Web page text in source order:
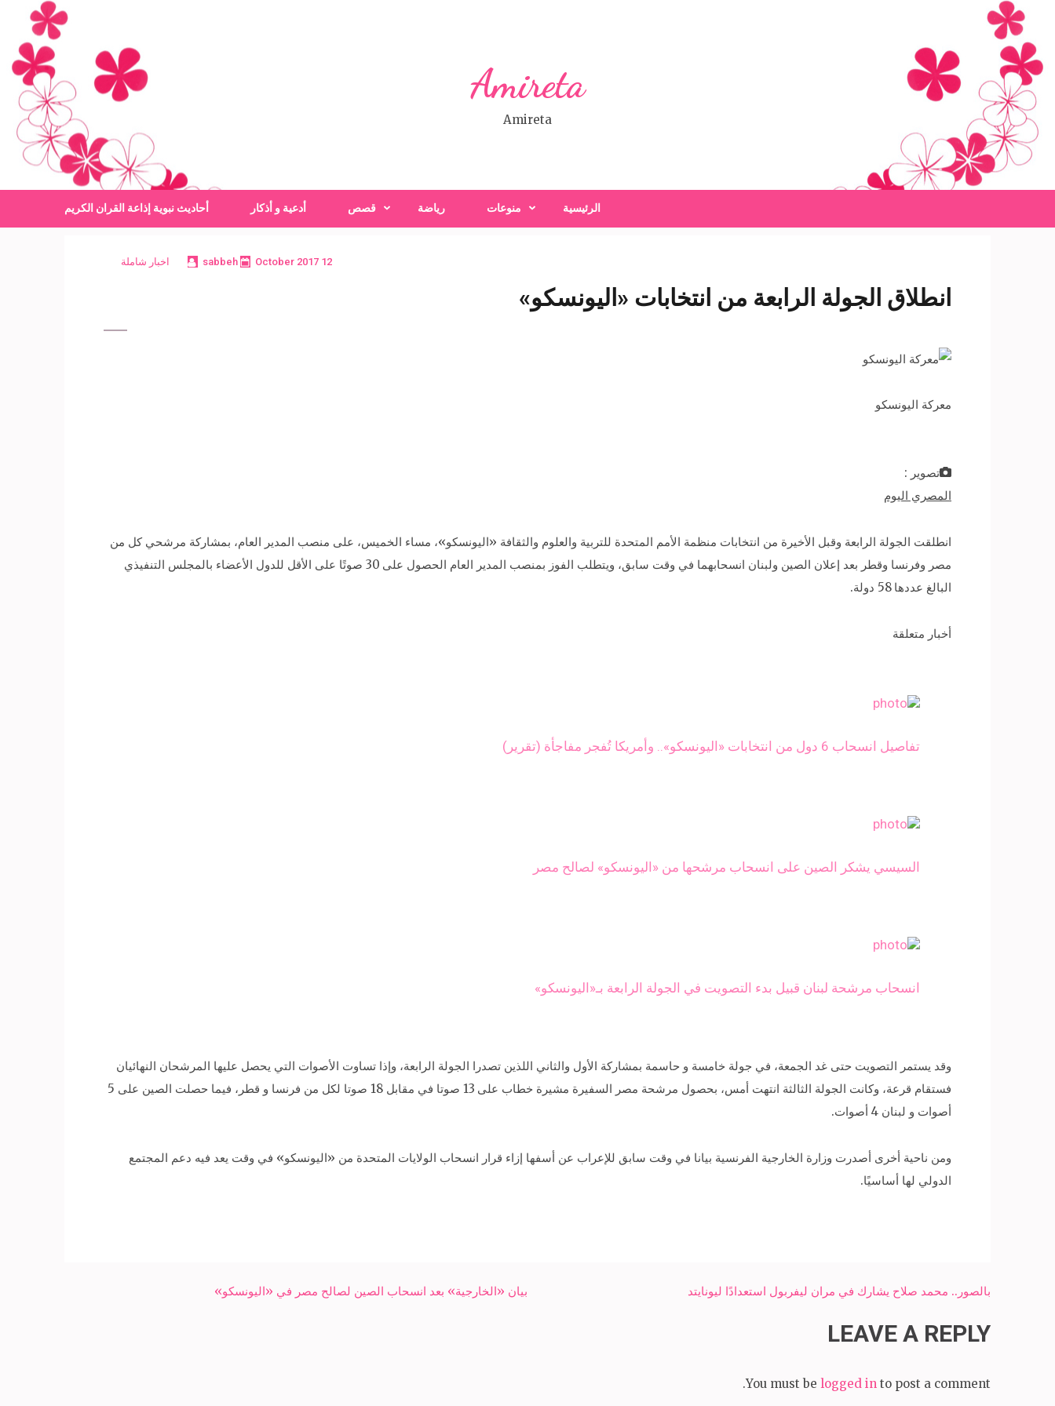
content
(Press
Enter)
Amireta
Amireta
الرئيسية منوعات رياضة قصص أدعية و أذكار أحاديث نبوية إذاعة القران الكريم
12 October 2017
sabbeh اخبار شاملة
انطلاق الجولة الرابعة من انتخابات «اليونسكو»
معركة اليونسكو
تصوير :
المصري اليوم
انطلقت الجولة الرابعة وقبل الأخيرة من انتخابات منظمة الأمم المتحدة للتربية والعلوم والثقافة «اليونسكو»، مساء الخميس، على منصب المدير العام، بمشاركة مرشحي كل من
مصر وفرنسا وقطر بعد إعلان الصين ولبنان انسحابهما في وقت سابق، ويتطلب الفوز بمنصب المدير العام الحصول على 30 صوتًا على الأقل للدول الأعضاء بالمجلس التنفيذي
البالغ عددها 58 دولة.
أخبار متعلقة
تفاصيل انسحاب 6 دول من انتخابات «اليونسكو».. وأمريكا تُفجر مفاجأة (تقرير)
السيسي يشكر الصين على انسحاب مرشحها من «اليونسكو» لصالح مصر
انسحاب مرشحة لبنان قبيل بدء التصويت في الجولة الرابعة بـ«اليونسكو»
وقد يستمر التصويت حتى غد الجمعة، في جولة خامسة و حاسمة بمشاركة الأول والثاني اللذين تصدرا الجولة الرابعة، وإذا تساوت الأصوات التي يحصل عليها المرشحان النهائيان
فستقام قرعة، وكانت الجولة الثالثة انتهت أمس، بحصول مرشحة مصر السفيرة مشيرة خطاب على 13 صوتا في مقابل 18 صوتا لكل من فرنسا و قطر، فيما حصلت الصين على 5
أصوات و لبنان 4 أصوات.
ومن ناحية أخرى أصدرت وزارة الخارجية الفرنسية بيانا في وقت سابق للإعراب عن أسفها إزاء قرار انسحاب الولايات المتحدة من «اليونسكو» في وقت يعد فيه دعم المجتمع
الدولي لها أساسيًا.
Post
بيان «الخارجية» بعد انسحاب الصين لصالح مصر في «اليونسكو» بالصور.. محمد صلاح يشارك في مران ليفربول استعدادًا ليونايتد
LEAVE A REPLY
You must be logged in to post a comment.